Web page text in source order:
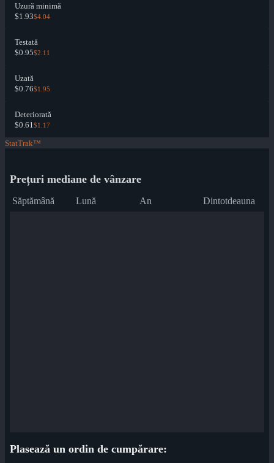
Uzură minimă
$1.93$4.04
Testată
$0.95$2.11
Uzată
$0.76$1.95
Deteriorată
$0.61$1.17
StatTrak™
Prețuri mediane de vânzare
Săptămână Lună An Dintotdeauna
Plasează un ordin de cumpărare: